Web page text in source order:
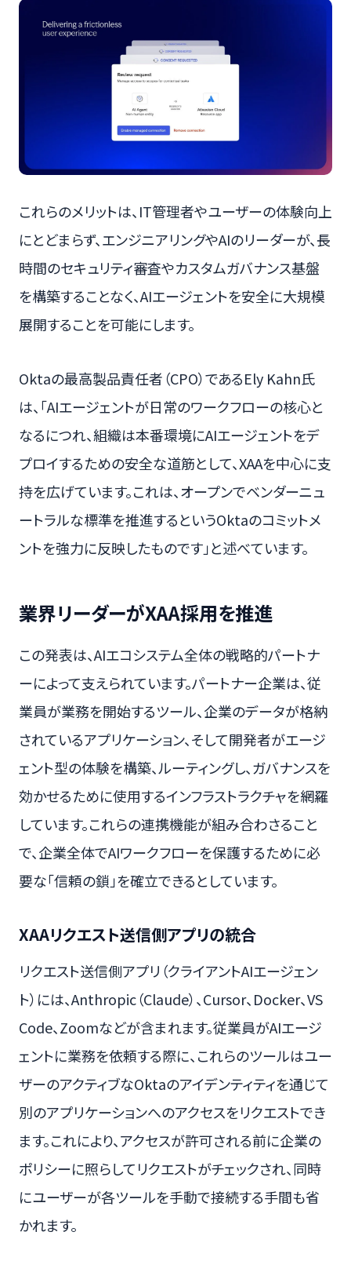
これらのメリットは、IT管理者やユーザーの体験向上
にとどまらず、エンジニアリングやAIのリーダーが、長
時間のセキュリティ審査やカスタムガバナンス基盤
を構築することなく、AIエージェントを安全に大規模
展開することを可能にします。
Oktaの最高製品責任者（CPO）であるEly Kahn氏
は、「AIエージェントが日常のワークフローの核心と
なるにつれ、組織は本番環境にAIエージェントをデ
プロイするための安全な道筋として、XAAを中心に支
持を広げています。これは、オープンでベンダーニュ
ートラルな標準を推進するというOktaのコミットメ
ントを強力に反映したものです」と述べています。
業界リーダーがXAA採用を推進
この発表は、AIエコシステム全体の戦略的パートナ
ーによって支えられています。パートナー企業は、従
業員が業務を開始するツール、企業のデータが格納
されているアプリケーション、そして開発者がエージ
ェント型の体験を構築、ルーティングし、ガバナンスを
効かせるために使用するインフラストラクチャを網羅
しています。これらの連携機能が組み合わさること
で、企業全体でAIワークフローを保護するために必
要な「信頼の鎖」を確立できるとしています。
XAAリクエスト送信側アプリの統合
リクエスト送信側アプリ（クライアントAIエージェン
ト）には、Anthropic（Claude）、Cursor、Docker、VS
Code、Zoomなどが含まれます。従業員がAIエージ
ェントに業務を依頼する際に、これらのツールはユー
ザーのアクティブなOktaのアイデンティティを通じて
別のアプリケーションへのアクセスをリクエストでき
ます。これにより、アクセスが許可される前に企業の
ポリシーに照らしてリクエストがチェックされ、同時
にユーザーが各ツールを手動で接続する手間も省
かれます。